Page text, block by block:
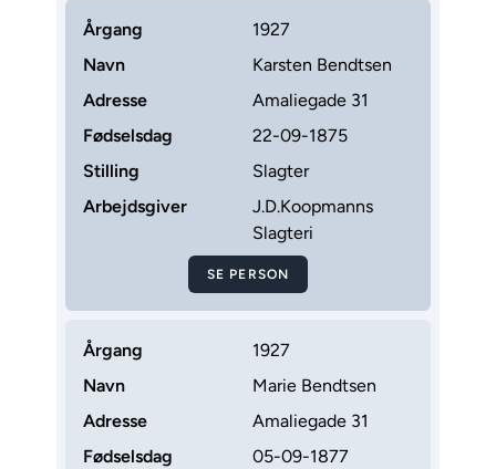
Årgang
1927
Navn
Karsten Bendtsen
Adresse
Amaliegade 31
Fødselsdag
22-09-1875
Stilling
Slagter
Arbejdsgiver
J.D.Koopmanns
Slagteri
SE PERSON
Årgang
1927
Navn
Marie Bendtsen
Adresse
Amaliegade 31
Fødselsdag
05-09-1877